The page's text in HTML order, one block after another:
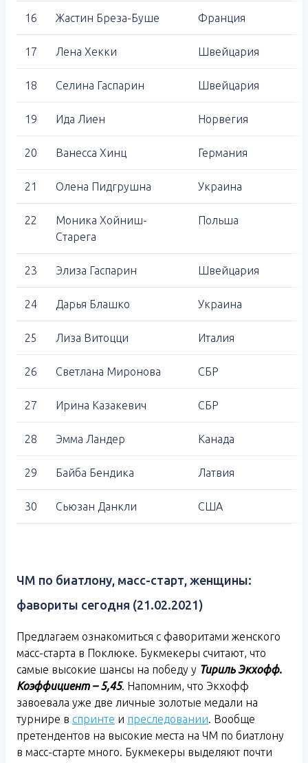
16 Жастин Бреза-Буше Франция
17 Лена Хекки Швейцария
18 Селина Гаспарин Швейцария
19 Ида Лиен Норвегия
20 Ванесса Хинц Германия
21 Олена Пидгрушна Украина
22
Моника Хойниш-
Старега
Польша
23 Элиза Гаспарин Швейцария
24 Дарья Блашко Украина
25 Лиза Витоцци Италия
26 Светлана Миронова СБР
27 Ирина Казакевич СБР
28 Эмма Ландер Канада
29 Байба Бендика Латвия
30 Сьюзан Данкли США
ЧМ по биатлону, масс-старт, женщины:
фавориты сегодня (21.02.2021)
Предлагаем ознакомиться с фаворитами женского
масс-старта в Поклюке. Букмекеры считают, что
самые высокие шансы на победу у Тириль Экхофф.
Коэффициент – 5,45. Напомним, что Экхофф
завоевала уже две личные золотые медали на
турнире в спринте и преследовании. Вообще
претендентов на высокие места на ЧМ по биатлону
в масс-старте много. Букмекеры выделяют почти